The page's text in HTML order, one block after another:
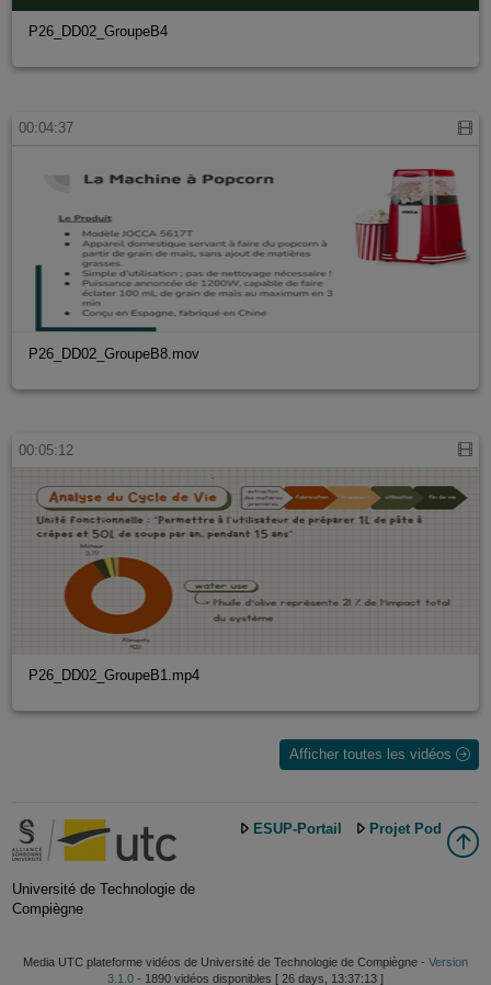
P26_DD02_GroupeB4
00:04:37
P26_DD02_GroupeB8.mov
00:05:12
P26_DD02_GroupeB1.mp4
Afficher toutes les vidéos
Université de Technologie de
Compiègne
ESUP-Portail Projet Pod
Media UTC plateforme vidéos de Université de Technologie de Compiègne - Version
3.1.0 - 1890 vidéos disponibles [ 26 days, 13:37:13 ]